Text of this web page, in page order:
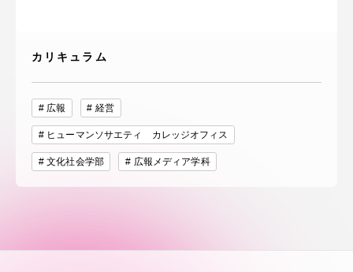
カリキュラム
広報 経営
ヒューマンソサエティ カレッジオフィス
文化社会学部 広報メディア学科